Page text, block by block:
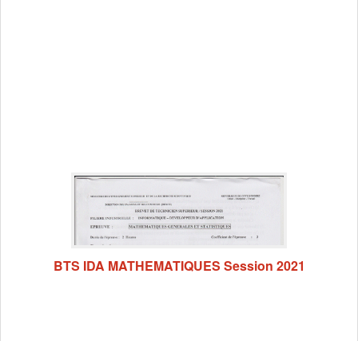
BTS IDA MATHEMATIQUES Session 2021